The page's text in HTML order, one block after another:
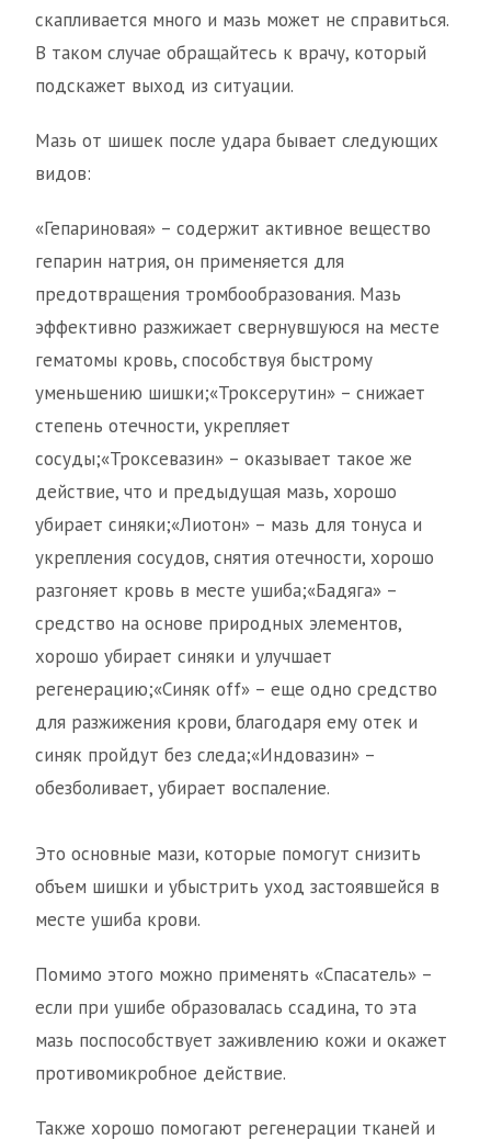
скапливается много и мазь может не справиться.
В таком случае обращайтесь к врачу, который
подскажет выход из ситуации.
Мазь от шишек после удара бывает следующих
видов:
«Гепариновая» – содержит активное вещество
гепарин натрия, он применяется для
предотвращения тромбообразования. Мазь
эффективно разжижает свернувшуюся на месте
гематомы кровь, способствуя быстрому
уменьшению шишки;«Троксерутин» – снижает
степень отечности, укрепляет
сосуды;«Троксевазин» – оказывает такое же
действие, что и предыдущая мазь, хорошо
убирает синяки;«Лиотон» – мазь для тонуса и
укрепления сосудов, снятия отечности, хорошо
разгоняет кровь в месте ушиба;«Бадяга» –
средство на основе природных элементов,
хорошо убирает синяки и улучшает
регенерацию;«Синяк off» – еще одно средство
для разжижения крови, благодаря ему отек и
синяк пройдут без следа;«Индовазин» –
обезболивает, убирает воспаление.
Это основные мази, которые помогут снизить
объем шишки и убыстрить уход застоявшейся в
месте ушиба крови.
Помимо этого можно применять «Спасатель» –
если при ушибе образовалась ссадина, то эта
мазь поспособствует заживлению кожи и окажет
противомикробное действие.
Также хорошо помогают регенерации тканей и